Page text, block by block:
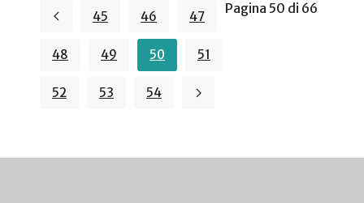
Pagina 50 di 66
45 46 47
48 49 50 51
52 53 54